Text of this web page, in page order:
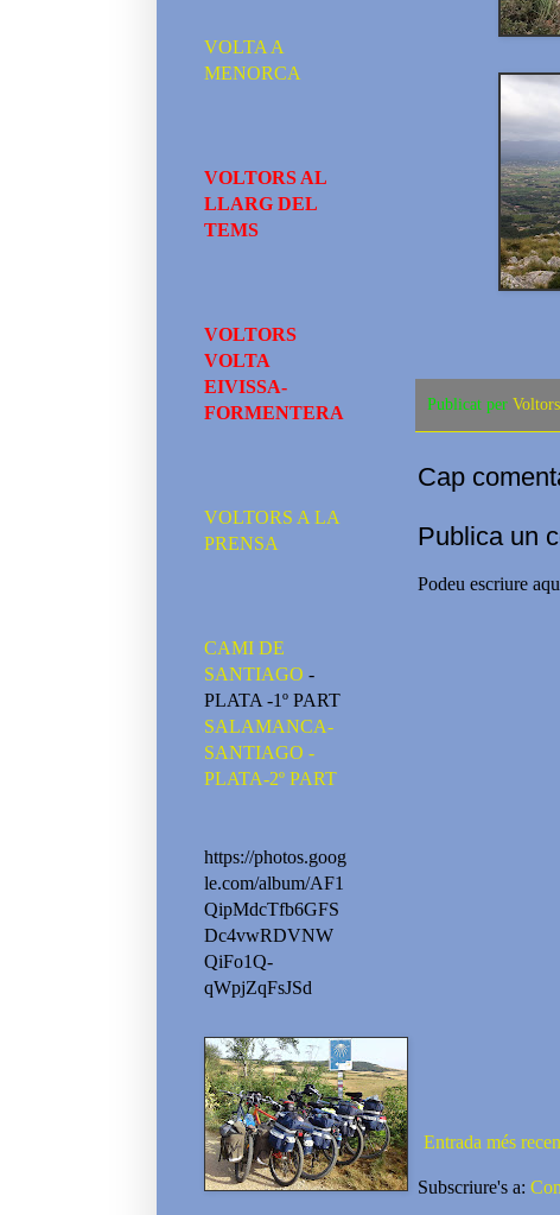
Publicat per Voltors
Cap
Publica un
Podeu escriure
Entrada més
Subscriure's a:
VOLTA A
MENORCA
VOLTORS AL
LLARG DEL
TEMS
VOLTORS
VOLTA
EIVISSA-
FORMENTERA
VOLTORS A LA
PRENSA
CAMI DE
SANTIAGO -
PLATA -1º PART
SALAMANCA-
SANTIAGO -
PLATA-2º PART
https://photos.goog
le.com/album/AF1
QipMdcTfb6GFS
Dc4vwRDVNW
QiFo1Q-
qWpjZqFsJSd